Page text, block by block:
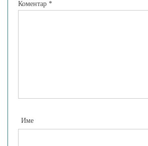
Коментар *
Име